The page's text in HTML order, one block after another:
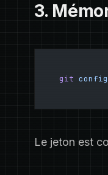
3.
git config
Le jeton est